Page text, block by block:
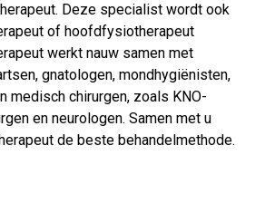
Deze specialist wordt ook
of hoofdfysiotherapeut
werkt nauw samen met
gnatologen, mondhygiënisten,
medisch chirurgen, zoals KNO-
en neurologen. Samen met u
de beste behandelmethode.